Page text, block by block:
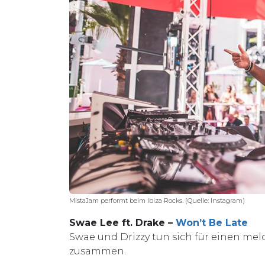
MistaJam performt beim Ibiza Rocks. (Quelle: Instagram)
Swae Lee ft. Drake – Won’t Be Late
Swae und Drizzy tun sich für einen
zusammen.